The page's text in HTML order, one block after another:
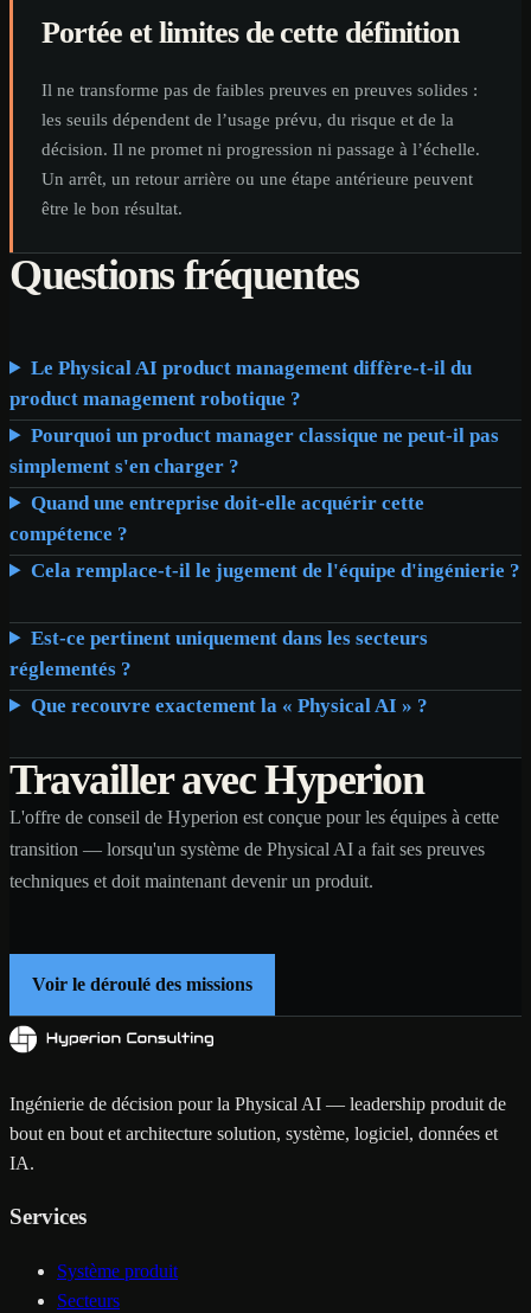
Portée et limites de cette définition
Il ne transforme pas de faibles preuves en preuves solides :
les seuils dépendent de l’usage prévu, du risque et de la
décision. Il ne promet ni progression ni passage à l’échelle.
Un arrêt, un retour arrière ou une étape antérieure peuvent
être le bon résultat.
Questions fréquentes
Le Physical AI product management diffère-t-il du
product management robotique ?
Pourquoi un product manager classique ne peut-il pas
simplement s'en charger ?
Quand une entreprise doit-elle acquérir cette
compétence ?
Cela remplace-t-il le jugement de l'équipe d'ingénierie ?
Est-ce pertinent uniquement dans les secteurs
réglementés ?
Que recouvre exactement la « Physical AI » ?
Travailler avec Hyperion
L'offre de conseil de Hyperion est conçue pour les équipes à cette
transition — lorsqu'un système de Physical AI a fait ses preuves
techniques et doit maintenant devenir un produit.
Voir le déroulé des missions
Ingénierie de décision pour la Physical AI — leadership produit de
bout en bout et architecture solution, système, logiciel, données et
IA.
Services
Système produit
Secteurs